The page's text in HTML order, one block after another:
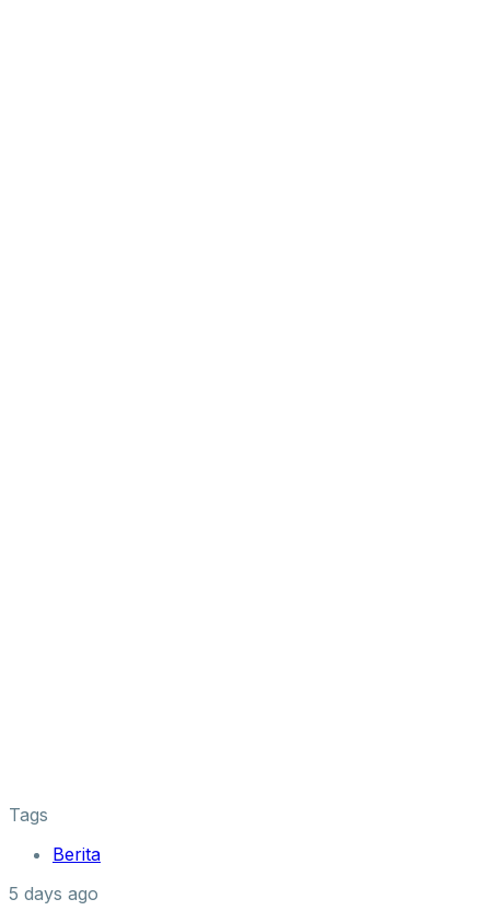
Tags
Berita
5 days ago